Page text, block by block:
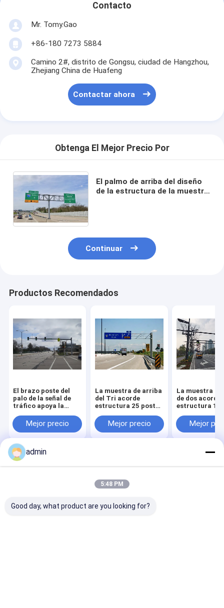
Contacto
Mr. Tomy.Gao
+86-180 7273 5884
Camino 2#, distrito de Gongsu, ciudad de Hangzhou,
Zhejiang China de Huafeng
Contactar ahora
Obtenga El Mejor Precio Por
El palmo de arriba del diseño
de la estructura de la muestra
Continuar
Productos Recomendados
El brazo poste del
palo de la señal de
tráfico apoya la
galvanizada poste
3M para uso general
caliente
Mejor precio
La muestra de arriba
del Tri acorde
estructura 25 postes
galvanizados
sumergidos
Mejor precio
La muestra
de dos
estructura 14
galvanizaron
caliente de
Mejor
Sitio
Ahora
Site
Mapa del Sitio
Privacy Policy
Company. All Rights Reserved.
admin
5:48 PM
Good day, what product are you looking for?